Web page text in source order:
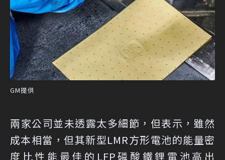
GM提供
兩家公司並未透露太多細節，但表示，雖然
成本相當，但其新型LMR方形電池的能量密
度比性能最佳的LFP磷酸鐵鋰電池高出